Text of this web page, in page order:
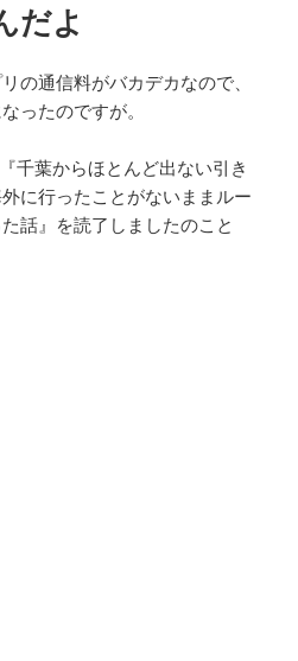
だよ
の通信料がバカデカなので、
ったのですが。
千葉からほとんど出ない引き
に行ったことがないままルー
話』を読了しましたのこと